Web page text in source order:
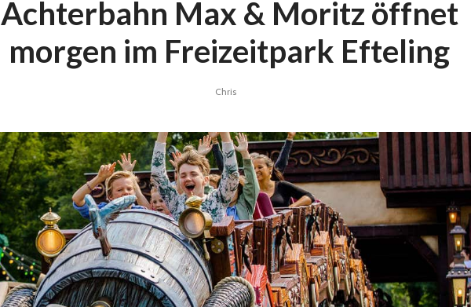
Achterbahn Max & Moritz öffnet
morgen im Freizeitpark Efteling
Chris